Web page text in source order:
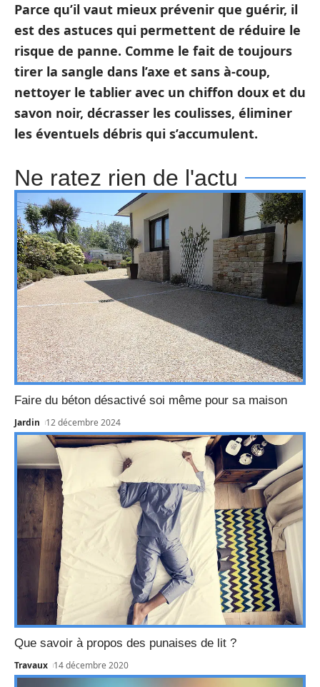
Parce qu’il vaut mieux prévenir que guérir, il
est des astuces qui permettent de réduire le
risque de panne. Comme le fait de toujours
tirer la sangle dans l’axe et sans à-coup,
nettoyer le tablier avec un chiffon doux et du
savon noir, décrasser les coulisses, éliminer
les éventuels débris qui s’accumulent.
Ne ratez rien de l'actu
Faire du béton désactivé soi même pour sa maison
Jardin 12 décembre 2024
Que savoir à propos des punaises de lit ?
Travaux 14 décembre 2020